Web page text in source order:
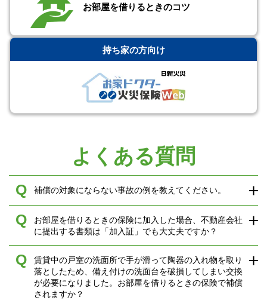
お部屋を借りるときのコツ
持ち家の方向け
よくある質問
Q 補償の対象にならない事故の例を教えてください。
Q
お部屋を借りるときの保険に加入した場合、不動産会社
に提出する書類は「加入証」でも大丈夫ですか？
Q
賃貸中の戸室の洗面所で手が滑って陶器の入れ物を取り
落としたため、備え付けの洗面台を破損してしまい交換
が必要になりました。お部屋を借りるときの保険で補償
されますか？